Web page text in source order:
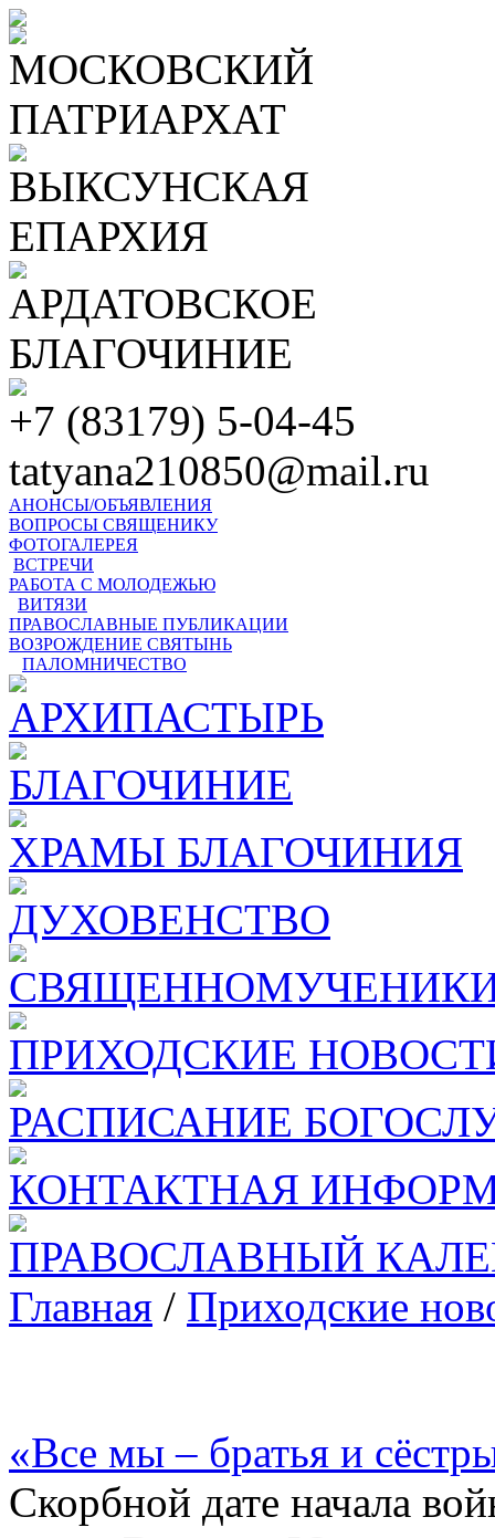
МОСКОВСКИЙ
ПАТРИАРХАТ
ВЫКСУНСКАЯ
ЕПАРХИЯ
АРДАТОВСКОЕ
БЛАГОЧИНИЕ
+7 (83179) 5-04-45
tatyana210850@mail.ru
АНОНСЫ/ОБЪЯВЛЕНИЯ
ВОПРОСЫ СВЯЩЕНИКУ
ФОТОГАЛЕРЕЯ
ВСТРЕЧИ
РАБОТА С МОЛОДЕЖЬЮ
ВИТЯЗИ
ПРАВОСЛАВНЫЕ ПУБЛИКАЦИИ
ВОЗРОЖДЕНИЕ СВЯТЫНЬ
ПАЛОМНИЧЕСТВО
АРХИПАСТЫРЬ
БЛАГОЧИНИЕ
ХРАМЫ БЛАГОЧИНИЯ
ДУХОВЕНСТВО
ПРИХОДСКИЕ
РАСПИСАНИЕ
КОНТАКТНАЯ
ПРАВОСЛАВНЫЙ
Главная / Приходские
«Все мы – братья и
Скорбной дате начала